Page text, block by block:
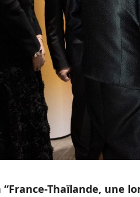
“France-Thaïlande, une